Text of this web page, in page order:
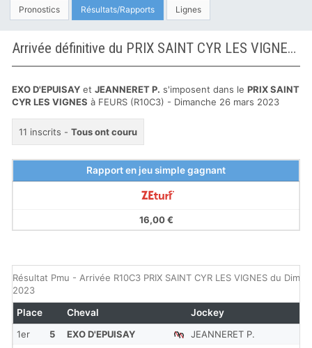
Pronostics Résultats/Rapports Lignes
Arrivée définitive du PRIX SAINT CYR LES VIGNES à FEURS
EXO D'EPUISAY et JEANNERET P. s'imposent dans le PRIX SAINT
CYR LES VIGNES à FEURS (R10C3) - Dimanche 26 mars 2023
11 inscrits - Tous ont couru
Rapport en jeu simple gagnant
16,00 €
Résultat Pmu - Arrivée R10C3 PRIX SAINT CYR LES VIGNES du
2023
1er 5 EXO D'EPUISAY
JEANNERET P.
Place Cheval Jockey